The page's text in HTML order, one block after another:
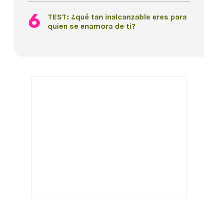
TEST: ¿qué tan inalcanzable eres para
quien se enamora de ti?